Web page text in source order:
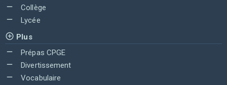
Collège
Lycée
Plus
Prépas CPGE
Divertissement
Vocabulaire